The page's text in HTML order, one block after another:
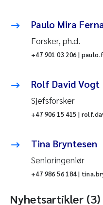
Paulo Mira
Forsker, ph.d.
+47 901 03 206 |
Rolf David Vogt
Sjefsforsker
+47 906 15 415 |
Tina Bryntesen
Senioringeniør
+47 986 56 184 |
Nyhetsartikler (3)